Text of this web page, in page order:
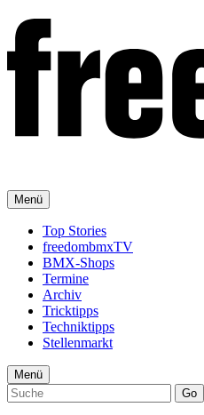
Menü
Top Stories
freedombmxTV
BMX-Shops
Termine
Archiv
Tricktipps
Techniktipps
Stellenmarkt
Menü
Go